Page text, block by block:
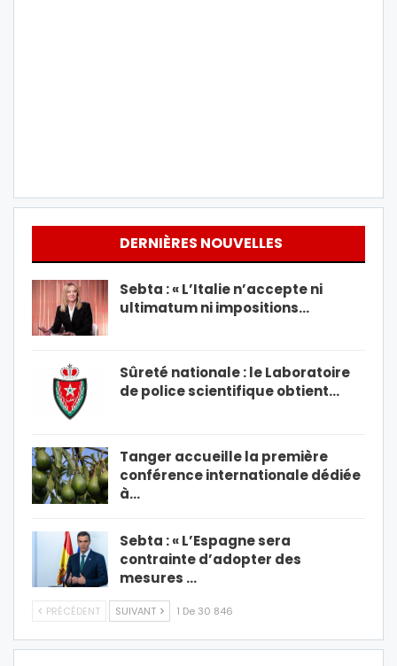
DERNIÈRES NOUVELLES
Sebta : « L’Italie n’accepte ni
ultimatum ni impositions…
Sûreté nationale : le Laboratoire
de police scientifique obtient…
Tanger accueille la première
conférence internationale dédiée
à…
Sebta : « L’Espagne sera
contrainte d’adopter des
mesures …
PRÉCÉDENT SUIVANT 1 De 30 846